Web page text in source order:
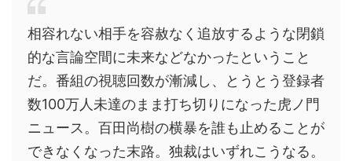
相容れない相手を容赦なく追放するような閉鎖
的な言論空間に未来などなかったということ
だ。番組の視聴回数が漸減し、とうとう登録者
数100万人未達のまま打ち切りになった虎ノ門
ニュース。百田尚樹の横暴を誰も止めることが
できなくなった末路。独裁はいずれこうなる。